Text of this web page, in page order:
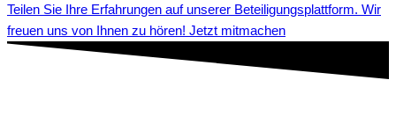
Teilen Sie Ihre Erfahrungen auf unserer Beteiligungsplattform. Wir
freuen uns von Ihnen zu hören! Jetzt mitmachen